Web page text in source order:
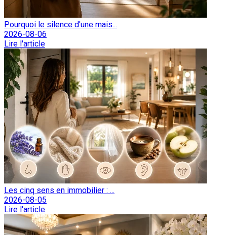
Pourquoi le silence d'une mais...
2026-08-06
Lire l'article
Les cinq sens en immobilier : ...
2026-08-05
Lire l'article